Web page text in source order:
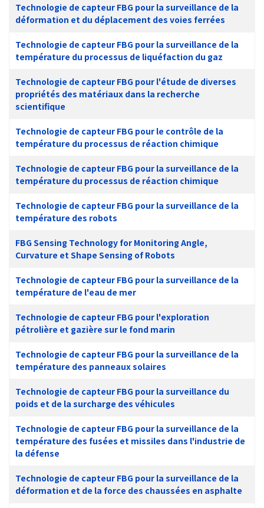
Technologie de capteur FBG pour la surveillance de la
déformation et du déplacement des voies ferrées
Technologie de capteur FBG pour la surveillance de la
température du processus de liquéfaction du gaz
Technologie de capteur FBG pour l'étude de diverses
propriétés des matériaux dans la recherche
scientifique
Technologie de capteur FBG pour le contrôle de la
température du processus de réaction chimique
Technologie de capteur FBG pour la surveillance de la
température du processus de réaction chimique
Technologie de capteur FBG pour la surveillance de la
température des robots
FBG Sensing Technology for Monitoring Angle,
Curvature et Shape Sensing of Robots
Technologie de capteur FBG pour la surveillance de la
température de l'eau de mer
Technologie de capteur FBG pour l'exploration
pétrolière et gazière sur le fond marin
Technologie de capteur FBG pour la surveillance de la
température des panneaux solaires
Technologie de capteur FBG pour la surveillance du
poids et de la surcharge des véhicules
Technologie de capteur FBG pour la surveillance de la
température des fusées et missiles dans l'industrie de
la défense
Technologie de capteur FBG pour la surveillance de la
déformation et de la force des chaussées en asphalte